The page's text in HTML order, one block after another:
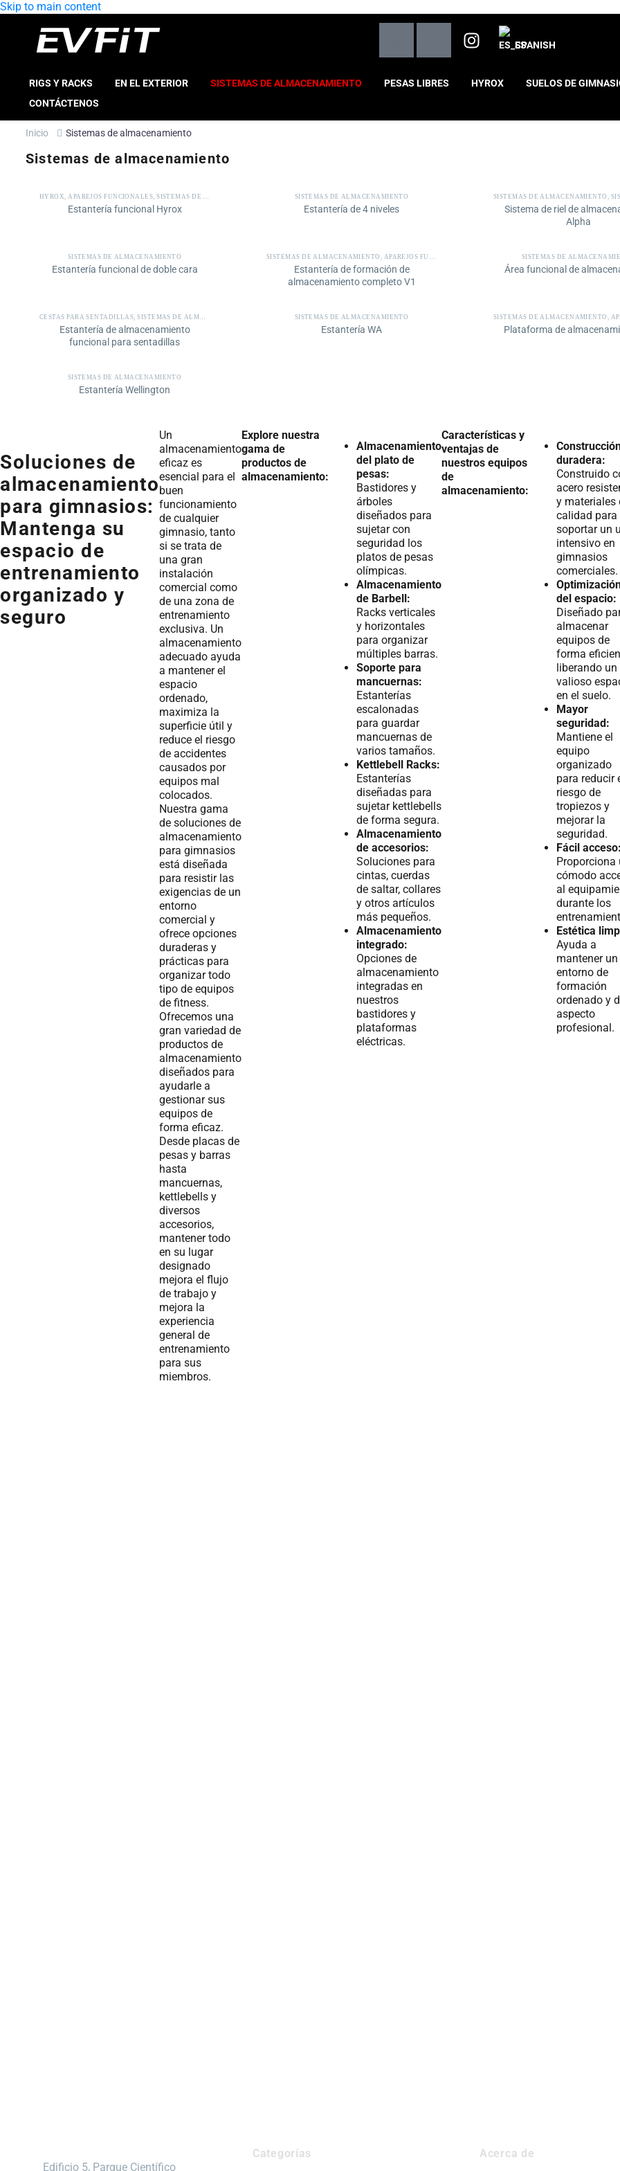
Skip to main content
SPANISH
RIGS Y RACKS EN EL EXTERIOR SISTEMAS DE ALMACENAMIENTO PESAS LIBRES HYROX SUELOS DE
CONTÁCTENOS
Inicio Sistemas de almacenamiento
Sistemas de almacenamiento
HYROX,APAREJOS FUNCIONALES,SISTEMAS DE ALMACENAMIENTO
Estantería funcional Hyrox
SISTEMAS DE ALMACENAMIENTO
Estantería de 4 niveles
SISTEMAS DE ALMACENAMIENTO ,
Sistema de riel de
Alpha
SISTEMAS DE ALMACENAMIENTO
Estantería funcional de doble cara
SISTEMAS DE ALMACENAMIENTO , APAREJOS FUNCIONALES
Estantería de formación de
almacenamiento completo V1
SISTEMAS DE
Área funcional de
CESTAS PARA SENTADILLAS,SISTEMAS DE ALMACENAMIENTO
Estantería de almacenamiento
funcional para sentadillas
SISTEMAS DE ALMACENAMIENTO
Estantería WA
SISTEMAS DE ALMACENAMIENTO ,
Plataforma de
SISTEMAS DE ALMACENAMIENTO
Estantería Wellington
Soluciones de
almacenamiento
para gimnasios:
Mantenga su
espacio de
entrenamiento
organizado y
seguro
Un
almacenamiento
eficaz es
esencial para el
buen
funcionamiento
de cualquier
gimnasio, tanto
si se trata de
una gran
instalación
comercial como
de una zona de
entrenamiento
exclusiva. Un
almacenamiento
adecuado ayuda
a mantener el
espacio
ordenado,
maximiza la
superficie útil y
reduce el riesgo
de accidentes
causados por
equipos mal
colocados.
Nuestra gama
de soluciones de
almacenamiento
para gimnasios
está diseñada
para resistir las
exigencias de un
entorno
comercial y
ofrece opciones
duraderas y
prácticas para
organizar todo
tipo de equipos
de fitness.
Ofrecemos una
gran variedad de
productos de
almacenamiento
diseñados para
ayudarle a
gestionar sus
equipos de
forma eficaz.
Desde placas de
pesas y barras
hasta
mancuernas,
kettlebells y
diversos
accesorios,
mantener todo
en su lugar
designado
mejora el flujo
de trabajo y
mejora la
experiencia
general de
entrenamiento
para sus
miembros.
Explore nuestra
gama de
productos de
almacenamiento:
Almacenamiento
del plato de
pesas:
Bastidores y
árboles
diseñados para
sujetar con
seguridad los
platos de pesas
olímpicas.
Almacenamiento
de Barbell:
Racks verticales
y horizontales
para organizar
múltiples barras.
Soporte para
mancuernas:
Estanterías
escalonadas
para guardar
mancuernas de
varios tamaños.
Kettlebell Racks:
Estanterías
diseñadas para
sujetar kettlebells
de forma segura.
Almacenamiento
de accesorios:
Soluciones para
cintas, cuerdas
de saltar, collares
y otros artículos
más pequeños.
Almacenamiento
integrado:
Opciones de
almacenamiento
integradas en
nuestros
bastidores y
plataformas
eléctricas.
Características y
ventajas de
nuestros equipos
de
almacenamiento:
duradera:
Construido
acero
y materiales
calidad para
soportar un
intensivo en
gimnasios
comerciales.
del espacio:
Diseñado
almacenar
equipos de
forma
liberando un
valioso
en el suelo.
Mayor
seguridad:
Mantiene el
equipo
organizado
para reducir
riesgo de
tropiezos y
mejorar la
seguridad.
Fácil acceso:
Proporciona
cómodo
al
durante los
Estética
Ayuda a
mantener un
entorno de
formación
ordenado y
aspecto
profesional.
Edificio 5, Parque Científico
Categorías Acerca de